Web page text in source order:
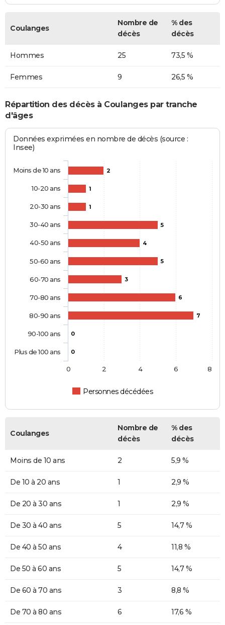
Coulanges
Nombre de
décès
% des
décès
Hommes 25 73,5 %
Femmes 9 26,5 %
Répartition des décès à Coulanges par tranche
d'âges
Données exprimées en nombre de décès (source :
Insee)
2
1
1
5
4
5
3
6
7
0
0
Personnes décédées
Moins de 10 ans
10-20 ans
20-30 ans
30-40 ans
40-50 ans
50-60 ans
60-70 ans
70-80 ans
80-90 ans
90-100 ans
Plus de 100 ans
0 2 4 6 8
Coulanges
Nombre de
décès
% des
décès
Moins de 10 ans 2 5,9 %
De 10 à 20 ans 1 2,9 %
De 20 à 30 ans 1 2,9 %
De 30 à 40 ans 5 14,7 %
De 40 à 50 ans 4 11,8 %
De 50 à 60 ans 5 14,7 %
De 60 à 70 ans 3 8,8 %
De 70 à 80 ans 6 17,6 %